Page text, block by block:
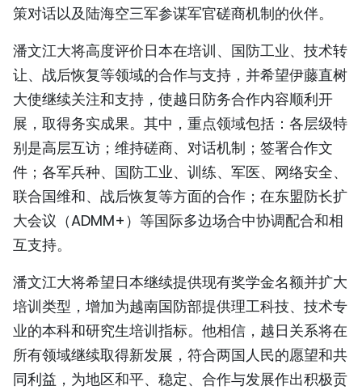
视频
人民报社简介
TIẾNG VIỆT
ENGLISH
FRANÇAIS
РУССКИЙ
策对话以及陆海空三军参谋军官磋商机制的伙伴。
潘文江大将高度评价日本在培训、国防工业、技术转
让、战后恢复等领域的合作与支持，并希望伊藤直树
大使继续关注和支持，使越日防务合作内容顺利开
展，取得务实成果。其中，重点领域包括：各层级特
别是高层互访；维持磋商、对话机制；签署合作文
件；各军兵种、国防工业、训练、军医、网络安全、
联合国维和、战后恢复等方面的合作；在东盟防长扩
大会议（ADMM+）等国际多边场合中协调配合和相
互支持。
潘文江大将希望日本继续提供现有奖学金名额并扩大
培训类型，增加为越南国防部提供理工科技、技术专
业的本科和研究生培训指标。他相信，越日关系将在
所有领域继续取得新发展，符合两国人民的愿望和共
同利益，为地区和平、稳定、合作与发展作出积极贡